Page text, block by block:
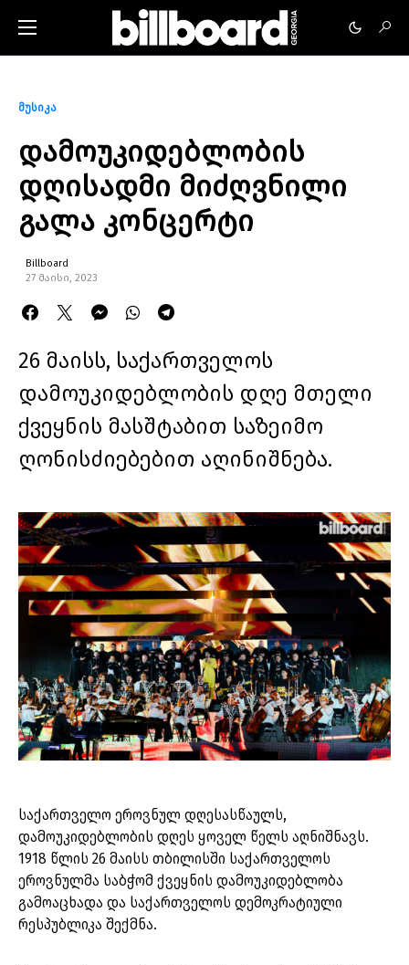
მუსიკა
დამოუკიდებლობის
დღისადმი მიძღვნილი
გალა კონცერტი
Billboard
27 მაისი, 2023
26 მაისს, საქართველოს
დამოუკიდებლობის დღე მთელი
ქვეყნის მასშტაბით საზეიმო
ღონისძიებებით აღინიშნება.
საქართველო ეროვნულ დღესასწაულს,
დამოუკიდებლობის დღეს ყოველ წელს აღნიშნავს.
1918 წლის 26 მაისს თბილისში საქართველოს
ეროვნულმა საბჭომ ქვეყნის დამოუკიდებლობა
გამოაცხადა და საქართველოს დემოკრატიული
რესპუბლიკა შექმნა.